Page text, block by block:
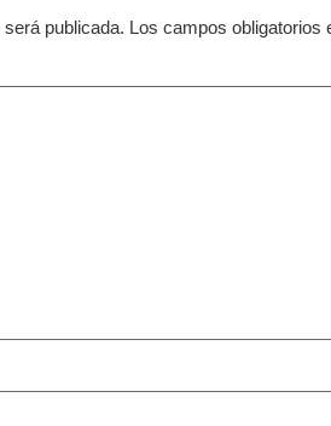
publicada. Los campos obligatorios